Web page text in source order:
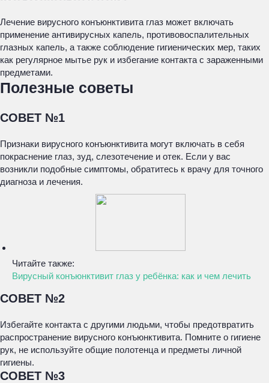
Лечение вирусного конъюнктивита глаз может включать
применение антивирусных капель, противовоспалительных
глазных капель, а также соблюдение гигиенических мер, таких
как регулярное мытье рук и избегание контакта с зараженными
предметами.
Полезные советы
СОВЕТ №1
Признаки вирусного конъюнктивита могут включать в себя
покраснение глаз, зуд, слезотечение и отек. Если у вас
возникли подобные симптомы, обратитесь к врачу для точного
диагноза и лечения.
Читайте также:
Вирусный конъюнктивит глаз у ребёнка: как и чем лечить
СОВЕТ №2
Избегайте контакта с другими людьми, чтобы предотвратить
распространение вирусного конъюнктивита. Помните о гигиене
рук, не используйте общие полотенца и предметы личной
гигиены.
СОВЕТ №3